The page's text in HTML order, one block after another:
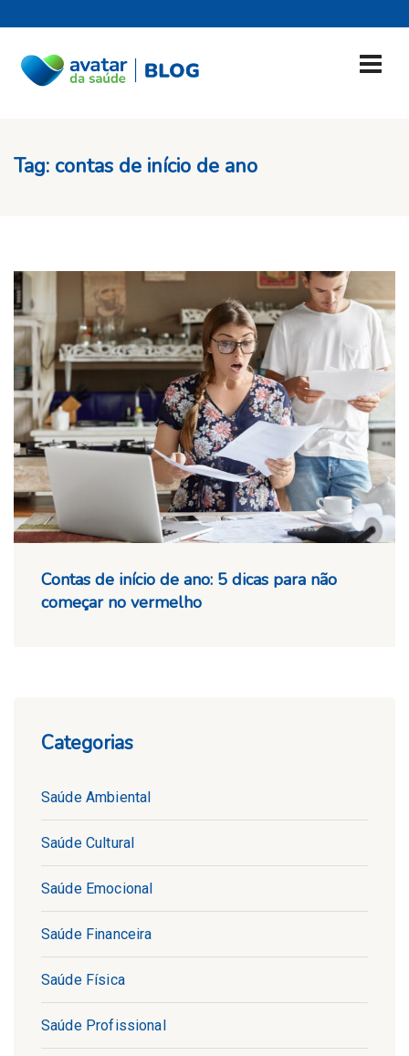
Tag: contas de início de ano
Contas de início de ano: 5 dicas para não
começar no vermelho
Categorias
Saúde Ambiental
Saúde Cultural
Saúde Emocional
Saúde Financeira
Saúde Física
Saúde Profissional